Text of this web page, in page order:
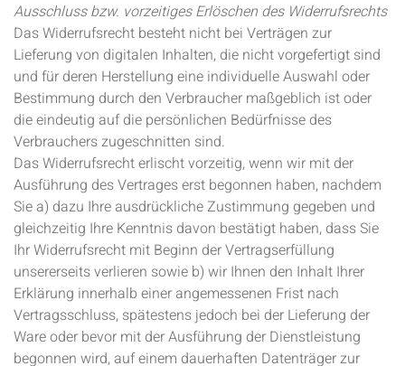
Ausschluss bzw. vorzeitiges Erlöschen des Widerrufsrechts
Das Widerrufsrecht besteht nicht bei Verträgen zur
Lieferung von digitalen Inhalten, die nicht vorgefertigt sind
und für deren Herstellung eine individuelle Auswahl oder
Bestimmung durch den Verbraucher maßgeblich ist oder
die eindeutig auf die persönlichen Bedürfnisse des
Verbrauchers zugeschnitten sind.
Das Widerrufsrecht erlischt vorzeitig, wenn wir mit der
Ausführung des Vertrages erst begonnen haben, nachdem
Sie a) dazu Ihre ausdrückliche Zustimmung gegeben und
gleichzeitig Ihre Kenntnis davon bestätigt haben, dass Sie
Ihr Widerrufsrecht mit Beginn der Vertragserfüllung
unsererseits verlieren sowie b) wir Ihnen den Inhalt Ihrer
Erklärung innerhalb einer angemessenen Frist nach
Vertragsschluss, spätestens jedoch bei der Lieferung der
Ware oder bevor mit der Ausführung der Dienstleistung
begonnen wird, auf einem dauerhaften Datenträger zur